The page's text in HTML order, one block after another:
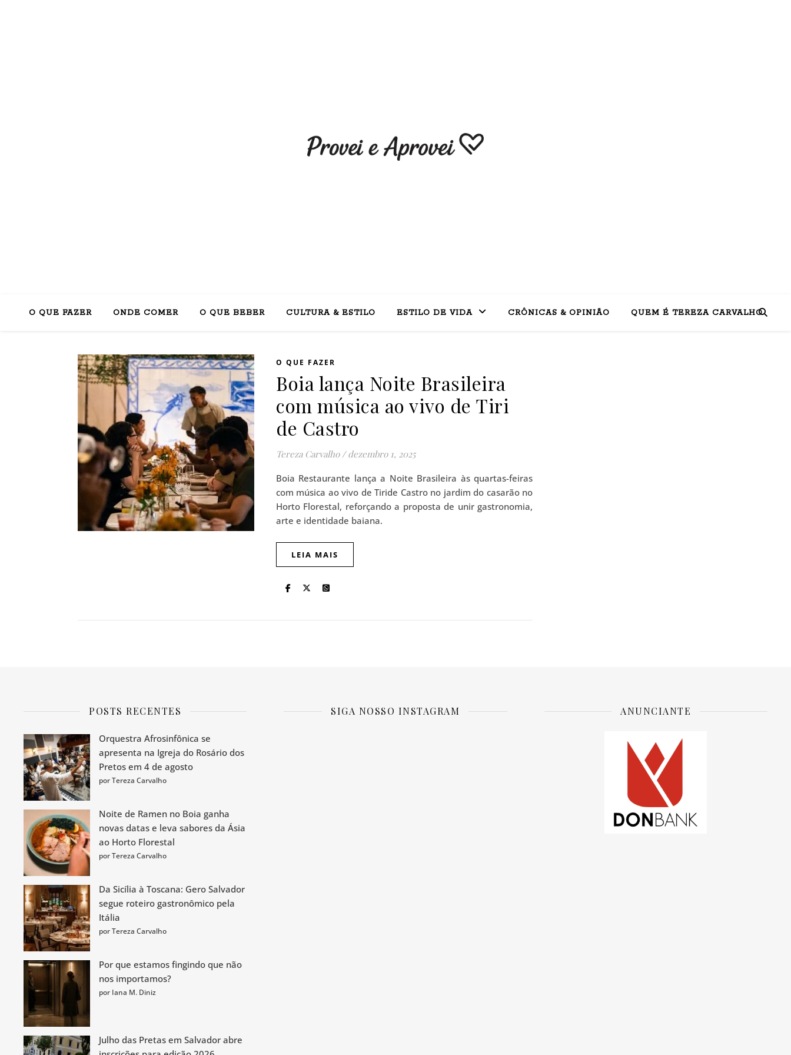
O QUE FAZER ONDE COMER O QUE BEBER CULTURA & ESTILO ESTILO DE VIDA CRÔNICAS & OPINIÃO QUEM É TEREZA CARVALHO
O QUE FAZER
Boia lança Noite Brasileira
com música ao vivo de Tiri
de Castro
Tereza Carvalho / dezembro 1, 2025
Boia Restaurante lança a Noite Brasileira às quartas-feiras
com música ao vivo de Tiride Castro no jardim do casarão no
Horto Florestal, reforçando a proposta de unir gastronomia,
arte e identidade baiana.
LEIA MAIS
POSTS RECENTES
Orquestra Afrosinfônica se
apresenta na Igreja do Rosário dos
Pretos em 4 de agosto
por Tereza Carvalho
Noite de Ramen no Boia ganha
novas datas e leva sabores da Ásia
ao Horto Florestal
por Tereza Carvalho
Da Sicília à Toscana: Gero Salvador
segue roteiro gastronômico pela
Itália
por Tereza Carvalho
Por que estamos fingindo que não
nos importamos?
por Iana M. Diniz
Julho das Pretas em Salvador abre
SIGA NOSSO INSTAGRAM ANUNCIANTE